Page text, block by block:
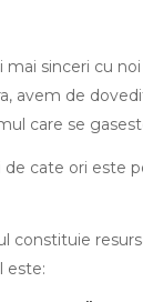
sinceri cu
avem de
care se
cate ori este
constituie
este: